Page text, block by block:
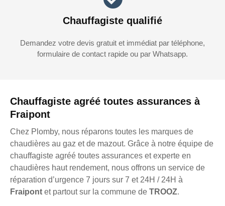
Chauffagiste agréé toutes assurances à
Fraipont
Chez Plomby, nous réparons toutes les marques de
chaudières au gaz et de mazout. Grâce à notre équipe de
chauffagiste agréé toutes assurances et experte en
chaudières haut rendement, nous offrons un service de
réparation d’urgence 7 jours sur 7 et 24H / 24H à
Fraipont et partout sur la commune de TROOZ.
Chauffagiste qualifié
Demandez votre devis gratuit et immédiat par téléphone,
formulaire de contact rapide ou par Whatsapp.